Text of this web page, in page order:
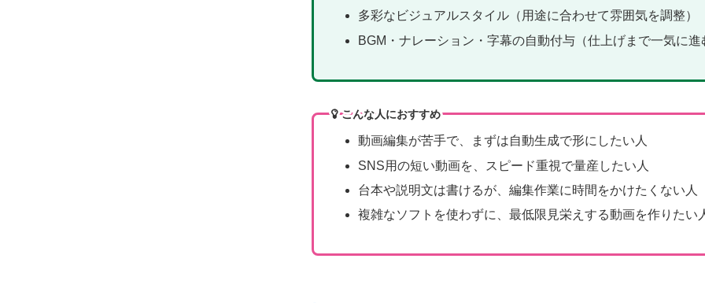
多彩なビジュアルスタイル（用途に合わせて雰囲気を調整）
BGM・ナレーション・字幕の自動付与（仕上げまで一気に進
こんな人におすすめ
動画編集が苦手で、まずは自動生成で形にしたい人
SNS用の短い動画を、スピード重視で量産したい人
台本や説明文は書けるが、編集作業に時間をかけたくない人
複雑なソフトを使わずに、最低限見栄えする動画を作りたい